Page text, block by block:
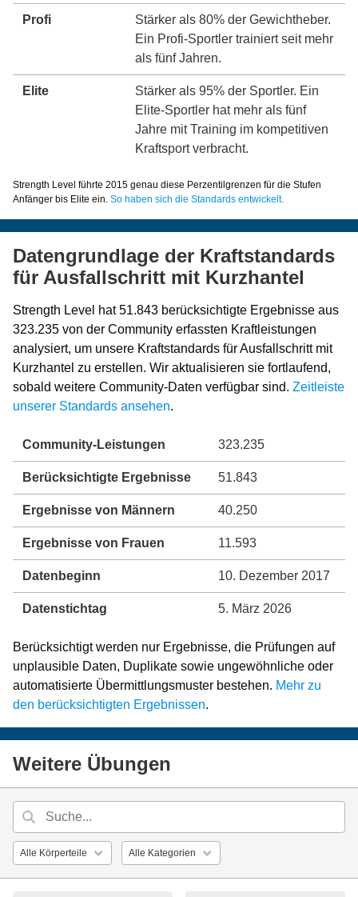
Profi
Stärker als 80% der Gewichtheber.
Ein Profi-Sportler trainiert seit mehr
als fünf Jahren.
Elite
Stärker als 95% der Sportler. Ein
Elite-Sportler hat mehr als fünf
Jahre mit Training im kompetitiven
Kraftsport verbracht.
Strength Level führte 2015 genau diese Perzentilgrenzen für die Stufen
Anfänger bis Elite ein. So haben sich die Standards entwickelt.
Datengrundlage der Kraftstandards
für Ausfallschritt mit Kurzhantel
Strength Level hat 51.843 berücksichtigte Ergebnisse aus
323.235 von der Community erfassten Kraftleistungen
analysiert, um unsere Kraftstandards für Ausfallschritt mit
Kurzhantel zu erstellen. Wir aktualisieren sie fortlaufend,
sobald weitere Community-Daten verfügbar sind. Zeitleiste
unserer Standards ansehen.
Community-Leistungen 323.235
Berücksichtigte Ergebnisse 51.843
Ergebnisse von Männern 40.250
Ergebnisse von Frauen 11.593
Datenbeginn 10. Dezember 2017
Datenstichtag 5. März 2026
Berücksichtigt werden nur Ergebnisse, die Prüfungen auf
unplausible Daten, Duplikate sowie ungewöhnliche oder
automatisierte Übermittlungsmuster bestehen. Mehr zu
den berücksichtigten Ergebnissen.
Weitere Übungen